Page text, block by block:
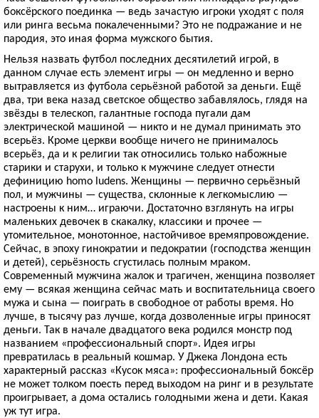
боксёрского поединка — ведь зачастую игроки уходят с поля
или ринга весьма покалеченными? Это не подражание и не
пародия, это иная форма мужского бытия.
Нельзя назвать футбол последних десятилетий игрой, в
данном случае есть элемент игры — он медленно и верно
вытравляется из футбола серьёзной работой за деньги. Ещё
два, три века назад светское общество забавлялось, глядя на
звёзды в телескоп, галантные господа пугали дам
электрической машиной — никто и не думал принимать это
всерьёз. Кроме церкви вообще ничего не принималось
всерьёз, да и к религии так относились только набожные
старики и старухи, и только к мужчине следует отнести
дефиницию homo ludens. Женщины — первично серьёзный
пол, и мужчины — существа, склонные к легкомыслию —
настроены к ним… играючи. Достаточно взглянуть на игры
маленьких девочек в скакалку, классики и прочее —
утомительное, монотонное, настойчивое времяпровождение.
Сейчас, в эпоху гинократии и педократии (господства женщин
и детей), серьёзность сгустилась полным мраком.
Современный мужчина жалок и трагичен, женщина позволяет
ему — всякая женщина сейчас мать и воспитательница своего
мужа и сына — поиграть в свободное от работы время. Но
лучше, в тысячу раз лучше, когда дозволенные игры приносят
деньги. Так в начале двадцатого века родился монстр под
названием «профессиональный спорт». Идея игры
превратилась в реальный кошмар. У Джека Лондона есть
характерный рассказ «Кусок мяса»: профессиональный боксёр
не может толком поесть перед выходом на ринг и в результате
проигрывает, а дома остались голодными жена и дети. Какая
уж тут игра.